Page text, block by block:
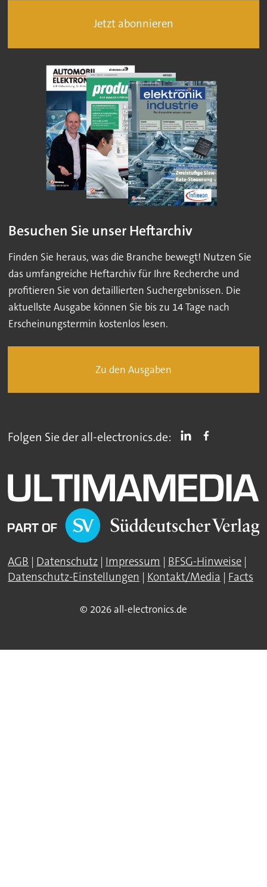
Jetzt abonnieren
Besuchen Sie unser Heftarchiv
Finden Sie heraus, was die Branche bewegt! Nutzen Sie
das umfangreiche Heftarchiv für Ihre Recherche und
profitieren Sie von detaillierten Suchergebnissen. Die
aktuellste Ausgabe können Sie bis zu 14 Tage nach
Erscheinungstermin kostenlos lesen.
Zu den Ausgaben
Folgen Sie der all-electronics.de:
AGB | Datenschutz | Impressum | BFSG-Hinweise |
Datenschutz-Einstellungen | Kontakt/Media | Facts
© 2026 all-electronics.de